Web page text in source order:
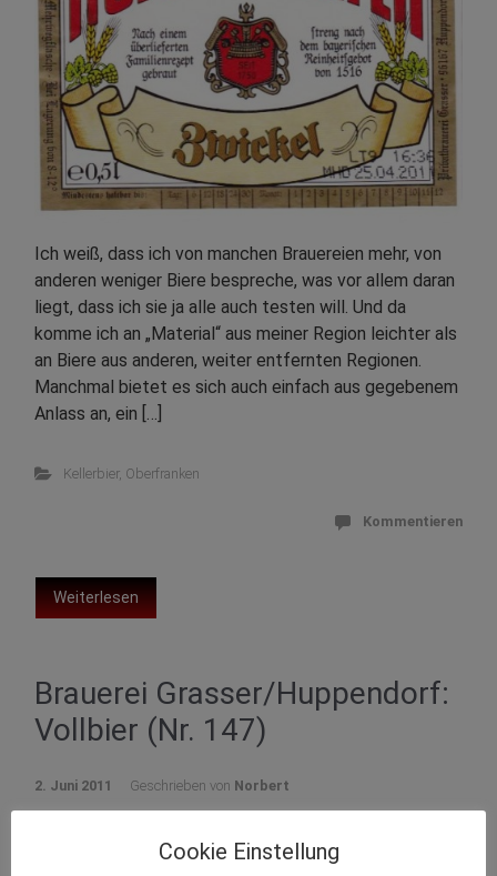
Ich weiß, dass ich von manchen Brauereien mehr, von
anderen weniger Biere bespreche, was vor allem daran
liegt, dass ich sie ja alle auch testen will. Und da
komme ich an „Material“ aus meiner Region leichter als
an Biere aus anderen, weiter entfernten Regionen.
Manchmal bietet es sich auch einfach aus gegebenem
Anlass an, ein […]
Kellerbier, Oberfranken
Kommentieren
Weiterlesen
Brauerei Grasser/Huppendorf:
Vollbier (Nr. 147)
2. Juni 2011 Geschrieben von Norbert
Cookie Einstellung